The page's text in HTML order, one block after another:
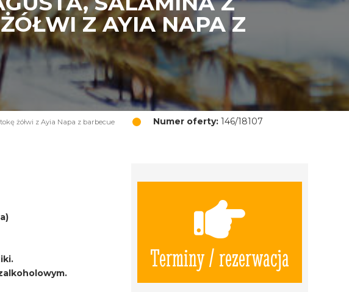
Z AYIA NAPA Z
żółwi z Ayia Napa z barbecue Numer oferty:146/18107
Terminy / rezerwacja